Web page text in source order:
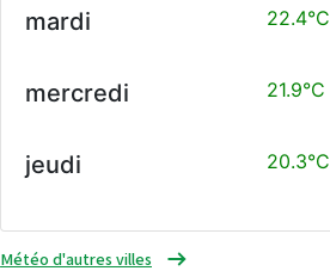
mardi 22.4°C
mercredi 21.9°C
jeudi 20.3°C
Météo d'autres villes